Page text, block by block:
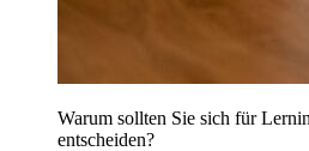
Warum sollten Sie sich für
entscheiden?